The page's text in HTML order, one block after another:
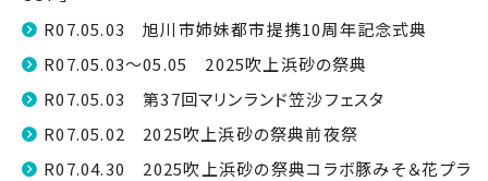
R07.05.03 旭川市姉妹都市提携10周年記念式典
R07.05.03～05.05 2025吹上浜砂の祭典
R07.05.03 第37回マリンランド笠沙フェスタ
R07.05.02 2025吹上浜砂の祭典前夜祭
R07.04.30 2025吹上浜砂の祭典コラボ豚みそ＆花プラ